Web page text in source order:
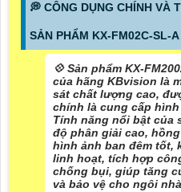
️💭 CÔNG DỤNG CHÍNH VÀ
SẢN PHẨM KX-FM02C-SL-
💠 Sản phẩm KX-
của hãng KBvision là
sát chất lượng cao,
chính là cung cấp
Tính năng nổi bật của
độ phân giải cao,
hình ảnh ban đêm tốt,
linh hoạt, tích hợp
chống bụi, giúp tăng
và bảo vệ cho ngôi